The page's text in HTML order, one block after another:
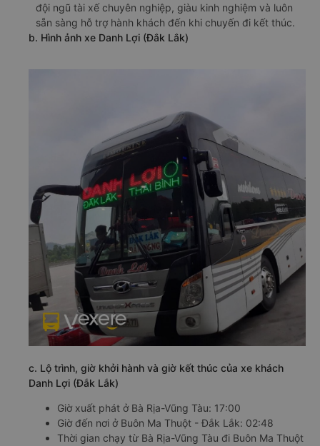
đội ngũ tài xế chuyên nghiệp, giàu kinh nghiệm và luôn
sẵn sàng hỗ trợ hành khách đến khi chuyến đi kết thúc.
b. Hình ảnh xe Danh Lợi (Đắk Lắk)
c. Lộ trình, giờ khởi hành và giờ kết thúc của xe khách
Danh Lợi (Đắk Lắk)
Giờ xuất phát ở Bà Rịa-Vũng Tàu: 17:00
Giờ đến nơi ở Buôn Ma Thuột - Đắk Lắk: 02:48
Thời gian chạy từ Bà Rịa-Vũng Tàu đi Buôn Ma Thuột